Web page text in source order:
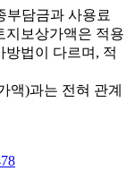
부담금과 사용료
지보상가액은 적용
방법이 다르며, 적
액)과는 전혀 관계